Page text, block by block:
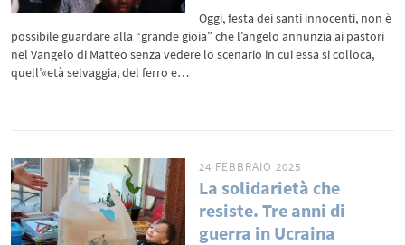
Oggi, festa dei santi innocenti, non è
possibile guardare alla “grande gioia” che l’angelo annunzia ai pastori
nel Vangelo di Matteo senza vedere lo scenario in cui essa si colloca,
quell’«età selvaggia, del ferro e…
24 FEBBRAIO 2025
La solidarietà che
resiste. Tre anni di
guerra in Ucraina